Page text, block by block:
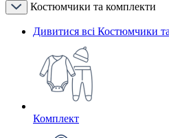
Костюмчики та комплекти
Дивитися всі Костюмчики
Комплект